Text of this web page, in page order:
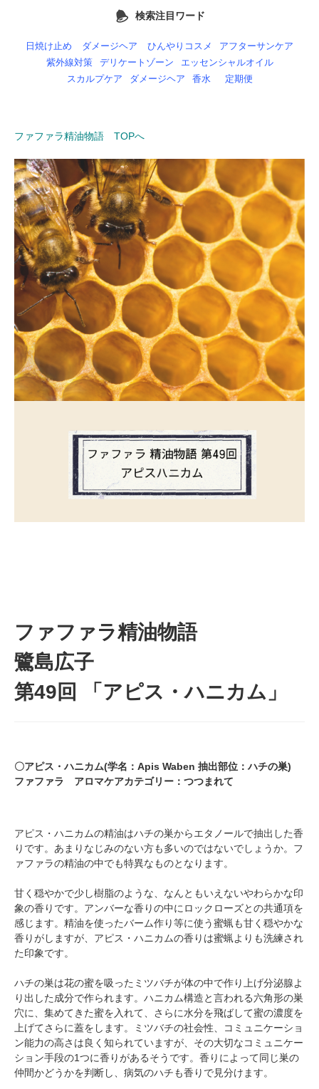
検索注目ワード
日焼け止め ダメージヘア ひんやりコスメ
アフターサンケア
紫外線対策
デリケートゾーン
エッセンシャルオイル
スカルプケア
ダメージヘア 香水 定期便
ファファラ精油物語 TOPへ
ファファラ精油物語
鷺島広子
第49回 「アピス・ハニカム」
〇アピス・ハニカム(学名：Apis Waben 抽出部位：ハチの巣)
ファファラ アロマケアカテゴリー：つつまれて
アピス・ハニカムの精油はハチの巣からエタノールで抽出した香
りです。あまりなじみのない方も多いのではないでしょうか。フ
ァファラの精油の中でも特異なものとなります。
甘く穏やかで少し樹脂のような、なんともいえないやわらかな印
象の香りです。アンバーな香りの中にロックローズとの共通項を
感じます。精油を使ったバーム作り等に使う蜜蝋も甘く穏やかな
香りがしますが、アピス・ハニカムの香りは蜜蝋よりも洗練され
た印象です。
ハチの巣は花の蜜を吸ったミツバチが体の中で作り上げ分泌腺よ
り出した成分で作られます。ハニカム構造と言われる六角形の巣
穴に、集めてきた蜜を入れて、さらに水分を飛ばして蜜の濃度を
上げてさらに蓋をします。ミツバチの社会性、コミュニケーショ
ン能力の高さは良く知られていますが、その大切なコミュニケー
ション手段の1つに香りがあるそうです。香りによって同じ巣の
仲間かどうかを判断し、病気のハチも香りで見分けます。